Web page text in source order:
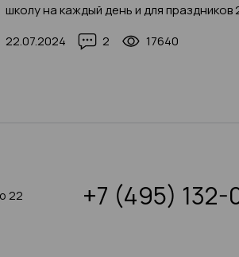
школу на каждый день и для праздников
22.07.2024 2 17640
22 +7 (495) 132-